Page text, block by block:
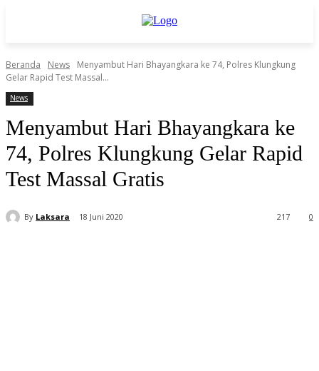
Beranda News
Menyambut Hari Bhayangkara ke 74, Polres Klungkung
Gelar Rapid Test Massal...
News
Menyambut Hari Bhayangkara ke
74, Polres Klungkung Gelar Rapid
Test Massal Gratis
By Laksara 18 Juni 2020 0
217